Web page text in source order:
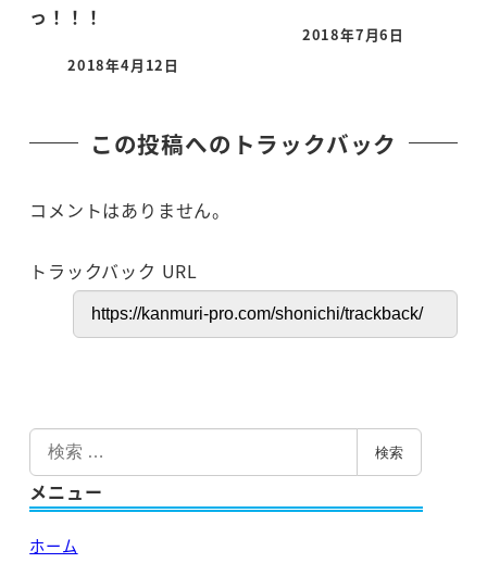
っ！！！
投稿日
2018年4月12日
投稿日
2018年7月6日
この投稿へのトラックバック
コメントはありません。
トラックバック URL
索
検索
メニュー
ホーム